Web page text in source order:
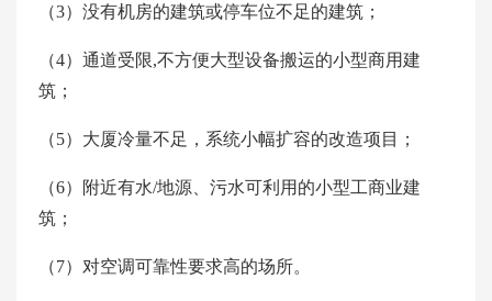
（3）没有机房的建筑或停车位不足的建筑；
（4）通道受限,不方便大型设备搬运的小型商用建
筑；
（5）大厦冷量不足，系统小幅扩容的改造项目；
（6）附近有水/地源、污水可利用的小型工商业建
筑；
（7）对空调可靠性要求高的场所。